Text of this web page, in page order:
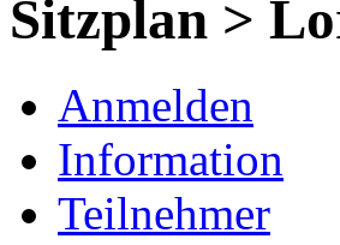
Sitzplan >
Anmelden
Information
Teilnehmer